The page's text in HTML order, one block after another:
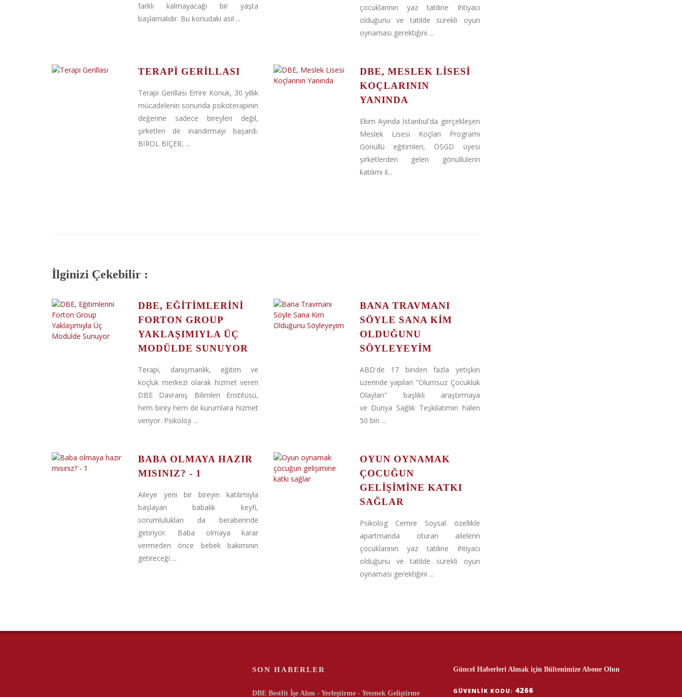
farklı kalmayacağı bir yaşta
başlamalıdır. Bu konudaki asıl ...
çocuklarının yaz tatiline ihtiyacı
olduğunu ve tatilde sürekli oyun
oynaması gerektiğini ...
TERAPI GERILLASI
Terapi Gerillası Emre Konuk, 30 yıllık
mücadelenin sonunda psikoterapinin
değerine sadece bireyleri değil,
şirketleri de inandırmayı başardı.
BİROL BİÇER, ...
DBE, MESLEK LISESI
KOÇLARININ
YANINDA
Ekim Ayında İstanbul'da gerçekleşen
Meslek Lisesi Koçları Programı
Gönüllü eğitimleri, ÖSGD üyesi
şirketlerden gelen gönüllülerin
katılımı il...
İlginizi Çekebilir :
DBE, EĞITIMLERINI
FORTON GROUP
YAKLAŞIMIYLA ÜÇ
MODÜLDE SUNUYOR
Terapi, danışmanlık, eğitim ve
koçluk merkezi olarak hizmet veren
DBE Davranış Bilimleri Enstitüsü,
hem birey hem de kurumlara hizmet
veriyor. Psikoloji ...
BANA TRAVMANI
SÖYLE SANA KIM
OLDUĞUNU
SÖYLEYEYIM
ABD'de 17 binden fazla yetişkin
üzerinde yapılan "Olumsuz Çocukluk
Olayları" başlıklı araştırmaya
ve Dünya Sağlık Teşkilatımın halen
50 bin ...
BABA OLMAYA HAZIR
MISINIZ? - 1
Aileye yeni bir bireyin katılımıyla
başlayan babalık keyfi,
sorumlulukları da beraberinde
getiriyor. Baba olmaya karar
vermeden önce bebek bakımının
getireceği ...
OYUN OYNAMAK
ÇOCUĞUN
GELIŞIMINE KATKI
SAĞLAR
Psikolog Cemre Soysal özellikle
apartmanda oturan ailelerin
çocuklarının yaz tatiline ihtiyacı
olduğunu ve tatilde sürekli oyun
oynaması gerektiğini ...
SON HABERLER
DBE Bestfit İşe Alım - Yerleştirme - Yetenek Geliştirme
Güncel Haberleri Almak için Bültenimize Abone Olun
GÜVENLIK KODU: 4266